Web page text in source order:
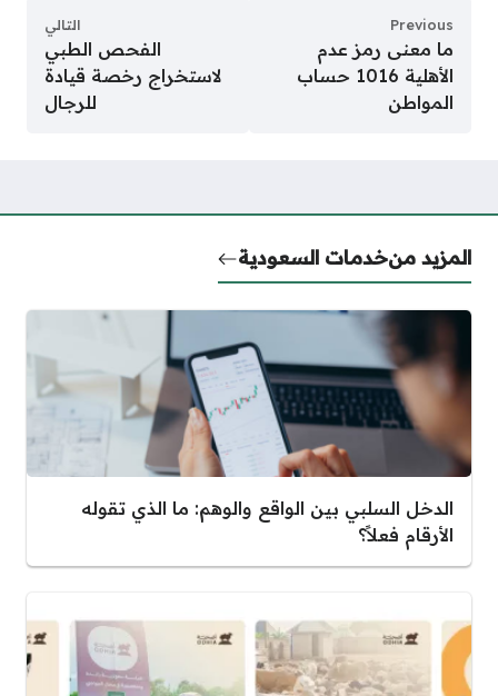
Previous
ما معنى رمز عدم
الأهلية 1016 حساب
المواطن
التالي
الفحص الطبي
لاستخراج رخصة قيادة
للرجال
المزيد منخدمات السعودية
الدخل السلبي بين الواقع والوهم: ما الذي تقوله
الأرقام فعلاً؟